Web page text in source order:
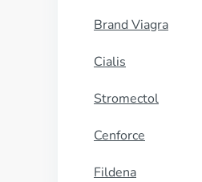
Brand Viagra
Cialis
Stromectol
Cenforce
Fildena